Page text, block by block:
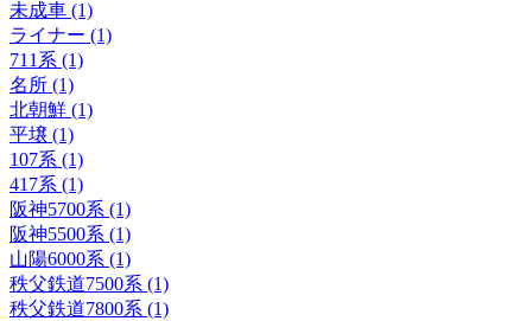
未成車 (1)
ライナー (1)
711系 (1)
名所 (1)
北朝鮮 (1)
平壌 (1)
107系 (1)
417系 (1)
阪神5700系 (1)
阪神5500系 (1)
山陽6000系 (1)
秩父鉄道7500系 (1)
秩父鉄道7800系 (1)